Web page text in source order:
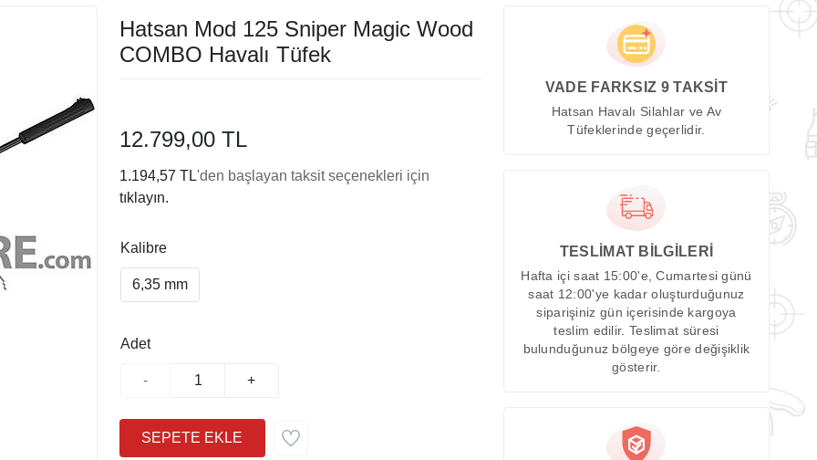
Hatsan Mod 125 Sniper Magic Wood
COMBO Havalı Tüfek
12.799,00 TL
1.194,57 TL'den başlayan taksit seçenekleri için
tıklayın.
Kalibre
6,35 mm
Adet
- +
VADE FARKSIZ 9 TAKSİT
Hatsan Havalı Silahlar ve Av
Tüfeklerinde geçerlidir.
TESLİMAT BİLGİLERİ
Hafta içi saat 15:00'e, Cumartesi günü
saat 12:00'ye kadar oluşturduğunuz
siparişiniz gün içerisinde kargoya
teslim edilir. Teslimat süresi
bulunduğunuz bölgeye göre değişiklik
gösterir.